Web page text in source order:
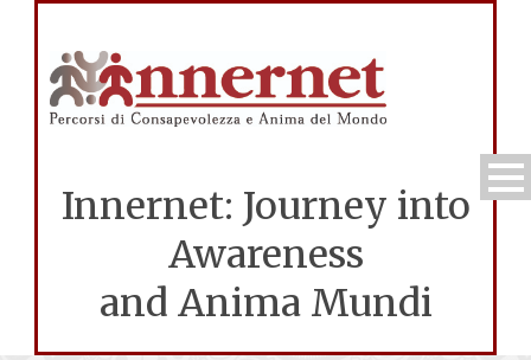
Innernet: Journey into
Awareness
and Anima Mundi